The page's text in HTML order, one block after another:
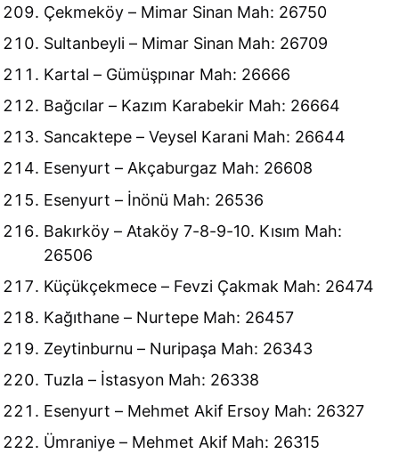
Çekmeköy – Mimar Sinan Mah: 26750
Sultanbeyli – Mimar Sinan Mah: 26709
Kartal – Gümüşpınar Mah: 26666
Bağcılar – Kazım Karabekir Mah: 26664
Sancaktepe – Veysel Karani Mah: 26644
Esenyurt – Akçaburgaz Mah: 26608
Esenyurt – İnönü Mah: 26536
Bakırköy – Ataköy 7-8-9-10. Kısım Mah:
26506
Küçükçekmece – Fevzi Çakmak Mah: 26474
Kağıthane – Nurtepe Mah: 26457
Zeytinburnu – Nuripaşa Mah: 26343
Tuzla – İstasyon Mah: 26338
Esenyurt – Mehmet Akif Ersoy Mah: 26327
Ümraniye – Mehmet Akif Mah: 26315